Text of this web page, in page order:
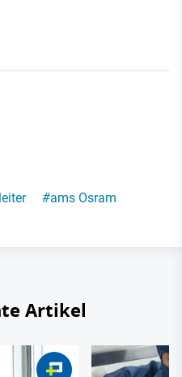
#ams Osram
Artikel